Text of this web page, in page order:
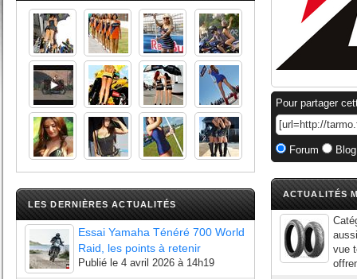
LES DERNIÈRES ACTUALITÉS
Essai Yamaha Ténéré 700 World
Raid, les points à retenir
Publié le 4 avril 2026 à 14h19
Pour partager
Forum
ACTUALITÉS
vue